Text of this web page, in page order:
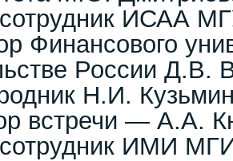
ИСАА
Финансового
России Д.В.
Н.И.
встречи — А.А.
сотрудник ИМИ